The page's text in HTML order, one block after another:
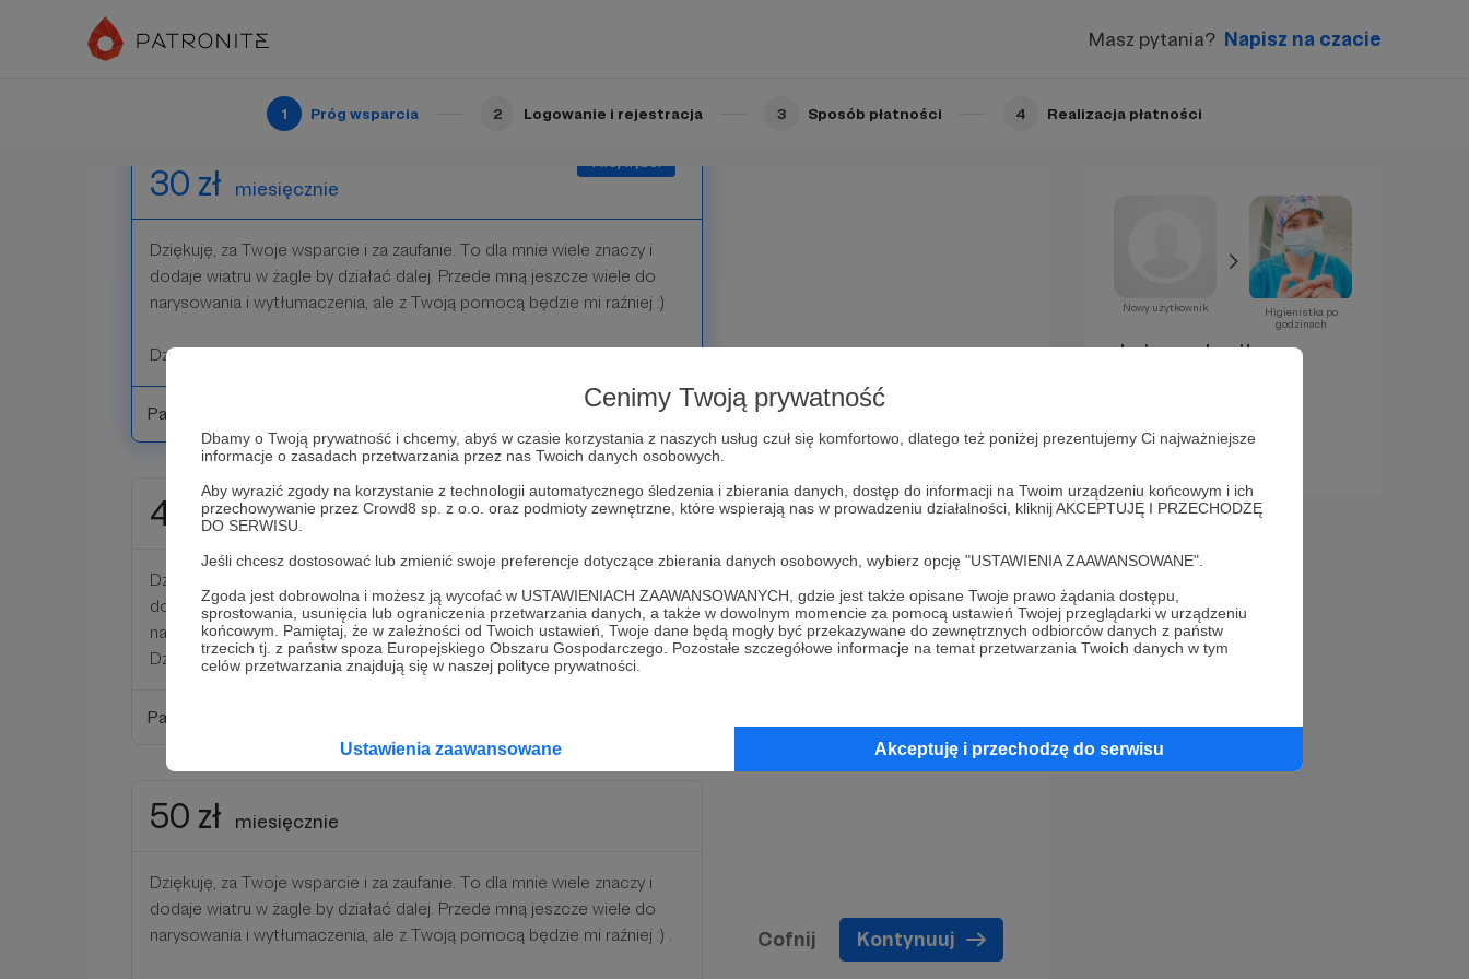
Cenimy Twoją prywatność
Dbamy o Twoją prywatność i chcemy, abyś w czasie korzystania z naszych usług czuł się komfortowo, dlatego też poniżej prezentujemy Ci najważniejsze
informacje o zasadach przetwarzania przez nas Twoich danych osobowych.
Aby wyrazić zgody na korzystanie z technologii automatycznego śledzenia i zbierania danych, dostęp do informacji na Twoim urządzeniu końcowym i ich
przechowywanie przez Crowd8 sp. z o.o. oraz podmioty zewnętrzne, które wspierają nas w prowadzeniu działalności, kliknij AKCEPTUJĘ I PRZECHODZĘ
DO SERWISU.
Jeśli chcesz dostosować lub zmienić swoje preferencje dotyczące zbierania danych osobowych, wybierz opcję "USTAWIENIA ZAAWANSOWANE".
Zgoda jest dobrowolna i możesz ją wycofać w USTAWIENIACH ZAAWANSOWANYCH, gdzie jest także opisane Twoje prawo żądania dostępu,
sprostowania, usunięcia lub ograniczenia przetwarzania danych, a także w dowolnym momencie za pomocą ustawień Twojej przeglądarki w urządzeniu
końcowym. Pamiętaj, że w zależności od Twoich ustawień, Twoje dane będą mogły być przekazywane do zewnętrznych odbiorców danych z państw
trzecich tj. z państw spoza Europejskiego Obszaru Gospodarczego. Pozostałe szczegółowe informacje na temat przetwarzania Twoich danych w tym
celów przetwarzania znajdują się w naszej polityce prywatności.
Ustawienia zaawansowane Akceptuję i przechodzę do serwisu
Masz pytania? Napisz na czacie
1 Próg wsparcia 2 Logowanie i rejestracja 3 Sposób płatności 4 Realizacja płatności
30 zł miesięcznie
Dziękuję, za Twoje wsparcie i za zaufanie. To dla mnie wiele znaczy i
dodaje wiatru w żagle by działać dalej. Przede mną jeszcze wiele do
narysowania i wytłumaczenia, ale z Twoją pomocą będzie mi raźniej :)
Dziękuję za Twoje wsparcie!
Patroni: 0
40 zł miesięcznie
Dziękuję, za Twoje wsparcie i za zaufanie. To dla mnie wiele znaczy i
dodaje wiatru w żagle by działać dalej. Przede mną jeszcze wiele do
narysowania i wytłumaczenia, ale z Twoją pomocą będzie mi raźniej :)
Dziękuję za Twoje wsparcie!
Patroni: 0
50 zł miesięcznie
Dziękuję, za Twoje wsparcie i za zaufanie. To dla mnie wiele znaczy i
dodaje wiatru w żagle by działać dalej. Przede mną jeszcze wiele do
narysowania i wytłumaczenia, ale z Twoją pomocą będzie mi raźniej :) .
Cofnij Kontynuuj
Nowy użytkownik
Higienistka po
godzinach
Już za chwilę